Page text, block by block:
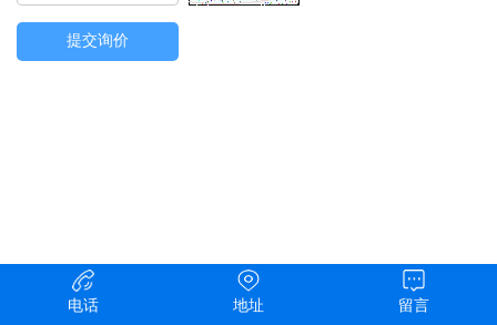
电话 地址 留言